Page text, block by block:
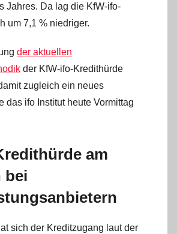
Jahres. Da lag die KfW-ifo-
um 7,1 % niedriger.
der aktuellen
der KfW-ifo-Kredithürde
zugleich ein neues
das ifo Institut heute Vormittag
am
bei
sich der Kreditzugang laut der